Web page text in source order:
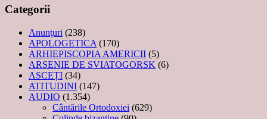
Categorii
Anunţuri (238)
APOLOGETICA (170)
ARHIEPISCOPIA AMERICII (5)
ARSENIE DE SVIATOGORSK (6)
ASCEȚI (34)
ATITUDINI (147)
AUDIO (1.354)
Cântările Ortodoxiei (629)